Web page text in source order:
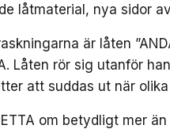
låtmaterial, nya sidor
är låten
Låten rör sig utanför
att suddas ut när
om betydligt mer